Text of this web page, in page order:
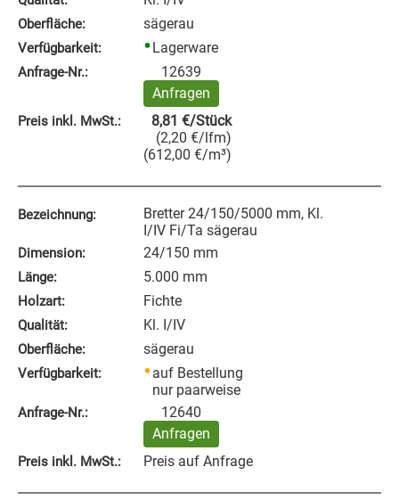
Oberfläche: sägerau
Verfügbarkeit: Lagerware
Anfrage‑Nr.:
12639
Anfragen
Preis inkl. MwSt.: 8,81 €/Stück
(2,20 €/lfm)
(612,00 €/m³)
Bezeichnung:
Bretter 24/150/5000 mm, Kl.
I/IV Fi/Ta sägerau
Dimension: 24/150 mm
Länge: 5.000 mm
Holzart: Fichte
Qualität: Kl. I/IV
Oberfläche: sägerau
Verfügbarkeit:
auf Bestellung
nur paarweise
Anfrage‑Nr.:
12640
Anfragen
Preis inkl. MwSt.: Preis auf Anfrage